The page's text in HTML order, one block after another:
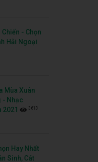
Chiến - Chọn
Hải Ngoại
Mùa Xuân
- Nhạc
2021
3613
Hay Nhất
Sinh, Cát